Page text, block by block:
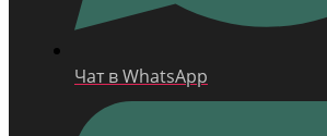
Чат в WhatsApp